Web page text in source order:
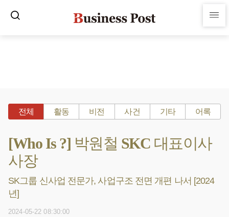
전체 활동 비전 사건 기타 어록
[Who Is ?] 박원철 SKC 대표이사
사장
SK그룹 신사업 전문가, 사업구조 전면 개편 나서 [2024
년]
2024-05-22 08:30:00